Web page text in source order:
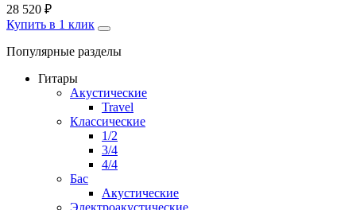
28 520 ₽
Купить в 1 клик
Популярные разделы
Гитары
Акустические
Travel
Классические
1/2
3/4
4/4
Бас
Акустические
Электроакустические